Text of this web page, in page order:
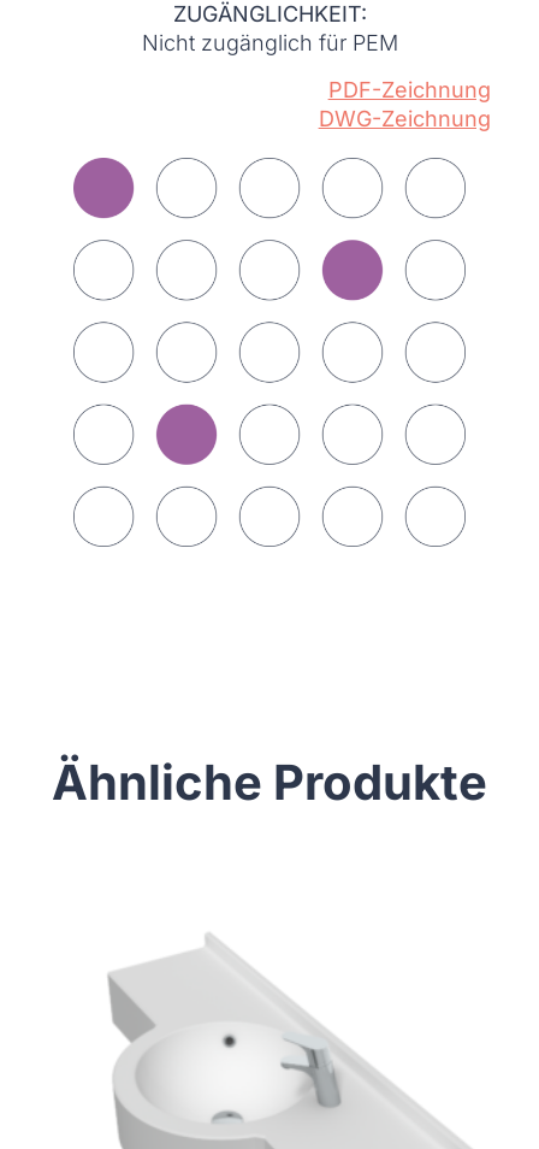
ZUGÄNGLICHKEIT:
Nicht zugänglich für PEM
PDF-Zeichnung
DWG-Zeichnung
Ähnliche Produkte